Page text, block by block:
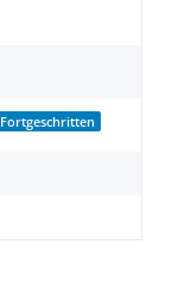
Fortgeschritten